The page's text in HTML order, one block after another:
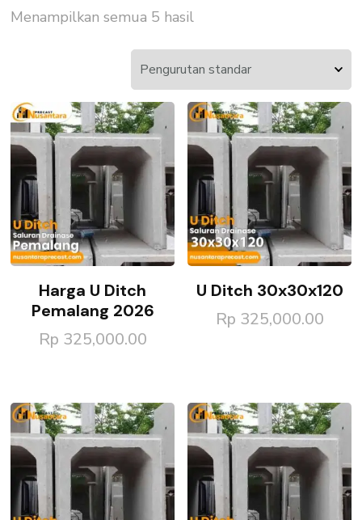
Menampilkan semua 5 hasil
Harga U Ditch
Pemalang 2026
Rp 325,000.00
U Ditch 30x30x120
Rp 325,000.00